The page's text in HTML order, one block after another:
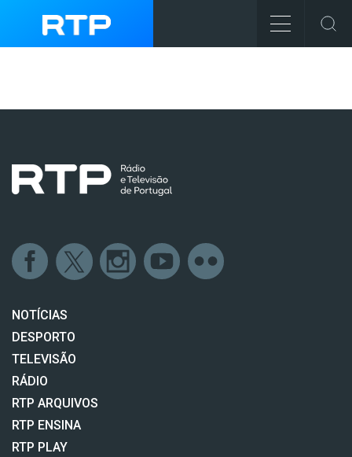
NOTÍCIAS
DESPORTO
TELEVISÃO
RÁDIO
RTP ARQUIVOS
RTP ENSINA
RTP PLAY